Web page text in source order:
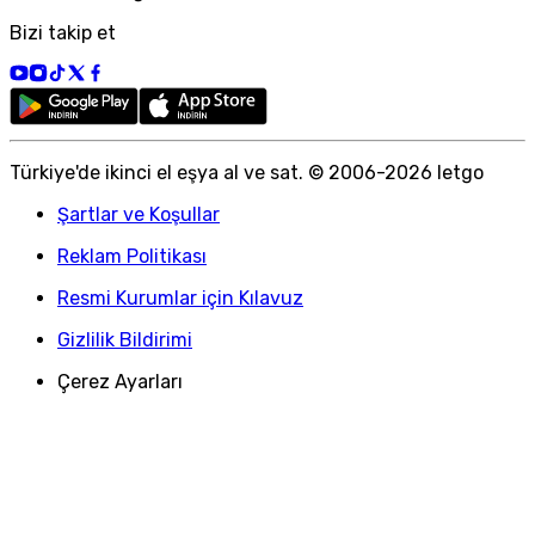
Bizi takip et
Türkiye'de ikinci el eşya al ve sat. © 2006-2026 letgo
Şartlar ve Koşullar
Reklam Politikası
Resmi Kurumlar için Kılavuz
Gizlilik Bildirimi
Çerez Ayarları